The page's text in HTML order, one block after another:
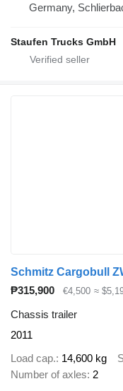
Germany,
Staufen Trucks GmbH
Schmitz Cargobull
₱315,900
€4,500 ≈
Chassis trailer
2011
Load cap. 14,600 kg
Number of axles 2